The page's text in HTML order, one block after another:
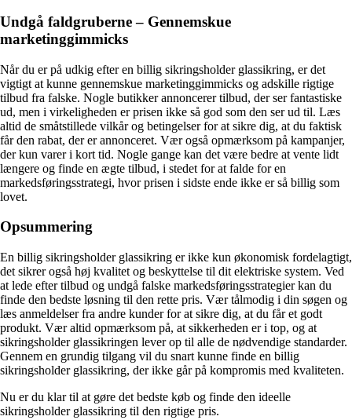
Undgå faldgruberne – Gennemskue
marketinggimmicks
Når du er på udkig efter en billig sikringsholder glassikring, er det
vigtigt at kunne gennemskue marketinggimmicks og adskille rigtige
tilbud fra falske. Nogle butikker annoncerer tilbud, der ser fantastiske
ud, men i virkeligheden er prisen ikke så god som den ser ud til. Læs
altid de småtstillede vilkår og betingelser for at sikre dig, at du faktisk
får den rabat, der er annonceret. Vær også opmærksom på kampanjer,
der kun varer i kort tid. Nogle gange kan det være bedre at vente lidt
længere og finde en ægte tilbud, i stedet for at falde for en
markedsføringsstrategi, hvor prisen i sidste ende ikke er så billig som
lovet.
Opsummering
En billig sikringsholder glassikring er ikke kun økonomisk fordelagtigt,
det sikrer også høj kvalitet og beskyttelse til dit elektriske system. Ved
at lede efter tilbud og undgå falske markedsføringsstrategier kan du
finde den bedste løsning til den rette pris. Vær tålmodig i din søgen og
læs anmeldelser fra andre kunder for at sikre dig, at du får et godt
produkt. Vær altid opmærksom på, at sikkerheden er i top, og at
sikringsholder glassikringen lever op til alle de nødvendige standarder.
Gennem en grundig tilgang vil du snart kunne finde en billig
sikringsholder glassikring, der ikke går på kompromis med kvaliteten.
Nu er du klar til at gøre det bedste køb og finde den ideelle
sikringsholder glassikring til den rigtige pris.